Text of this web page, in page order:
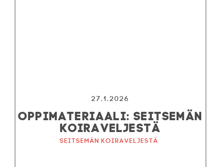
27.1.2026
OPPIMATERIAALI: SEITSEMÄN
KOIRAVELJESTÄ
Seitsemän koiraveljestä